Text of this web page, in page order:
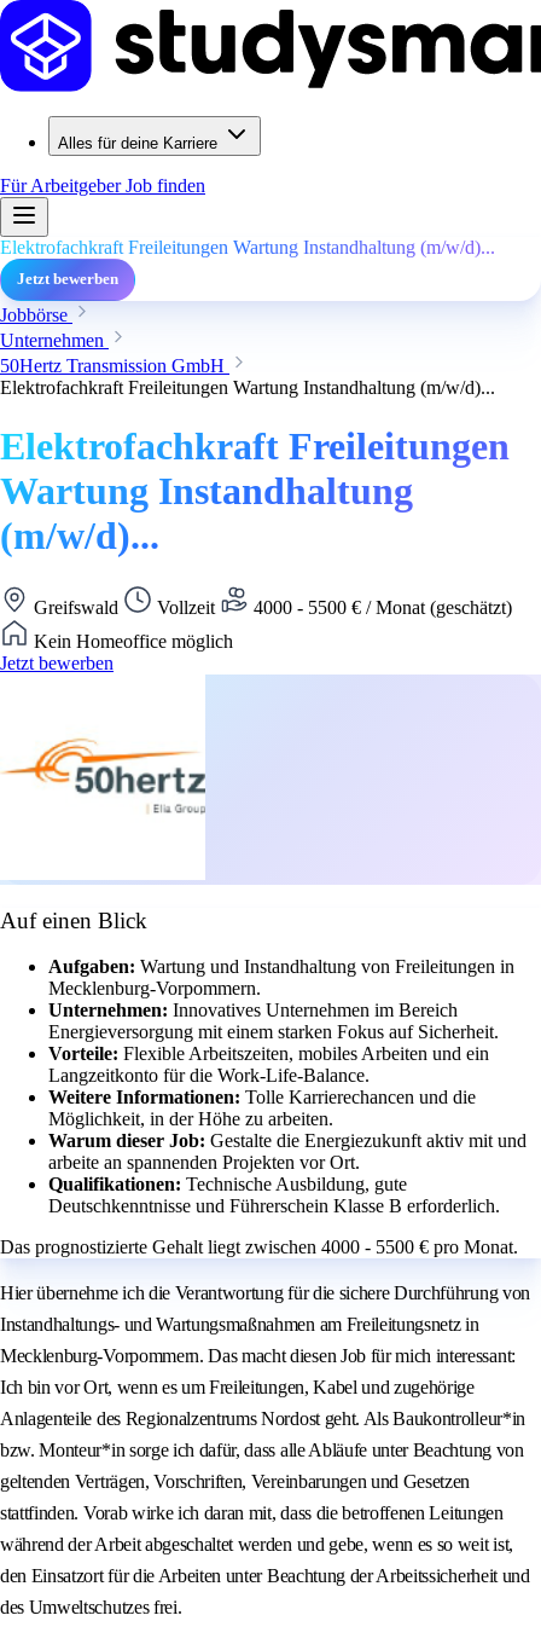
Alles für deine Karriere
Für ArbeitgeberJob finden
Elektrofachkraft Freileitungen Wartung Instandhaltung (m/w/d)...
Jetzt bewerben
Jobbörse
Unternehmen
50Hertz Transmission GmbH
Elektrofachkraft Freileitungen Wartung Instandhaltung (m/w/d)...
Elektrofachkraft Freileitungen
Wartung Instandhaltung
(m/w/d)...
Greifswald Vollzeit
4000 - 5500 € / Monat (geschätzt)
Kein Homeoffice möglich
Jetzt bewerben
Auf einen Blick
Aufgaben: Wartung und Instandhaltung von Freileitungen in
Mecklenburg-Vorpommern.
Unternehmen: Innovatives Unternehmen im Bereich
Energieversorgung mit einem starken Fokus auf Sicherheit.
Vorteile: Flexible Arbeitszeiten, mobiles Arbeiten und ein
Langzeitkonto für die Work-Life-Balance.
Weitere Informationen: Tolle Karrierechancen und die
Möglichkeit, in der Höhe zu arbeiten.
Warum dieser Job: Gestalte die Energiezukunft aktiv mit und
arbeite an spannenden Projekten vor Ort.
Qualifikationen: Technische Ausbildung, gute
Deutschkenntnisse und Führerschein Klasse B erforderlich.
Das prognostizierte Gehalt liegt zwischen 4000 - 5500 € pro Monat.
Hier übernehme ich die Verantwortung für die sichere Durchführung von
Instandhaltungs- und Wartungsmaßnahmen am Freileitungsnetz in
Mecklenburg-Vorpommern. Das macht diesen Job für mich interessant:
Ich bin vor Ort, wenn es um Freileitungen, Kabel und zugehörige
Anlagenteile des Regionalzentrums Nordost geht. Als Baukontrolleur*in
bzw. Monteur*in sorge ich dafür, dass alle Abläufe unter Beachtung von
geltenden Verträgen, Vorschriften, Vereinbarungen und Gesetzen
stattfinden. Vorab wirke ich daran mit, dass die betroffenen Leitungen
während der Arbeit abgeschaltet werden und gebe, wenn es so weit ist,
den Einsatzort für die Arbeiten unter Beachtung der Arbeitssicherheit und
des Umweltschutzes frei.